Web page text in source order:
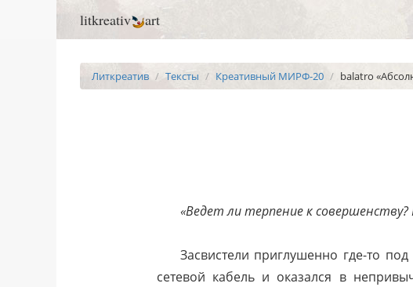
litkreativ art
Литкреатив Тексты Креативный МИРФ-20 balatro
«Ведет ли терпение к совершенству?
Засвистели приглушенно где-то
сетевой кабель и оказался в